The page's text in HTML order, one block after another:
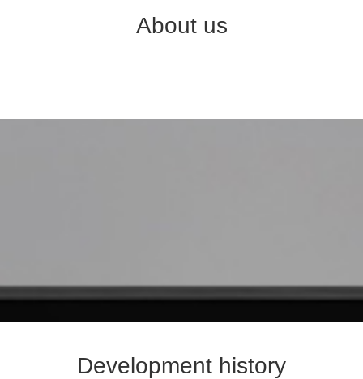
Contact us
About us
Development history